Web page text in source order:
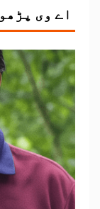
اے وی پڑھو